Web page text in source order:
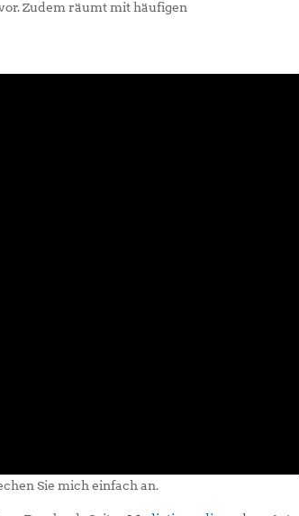
Zudem räumt mit häufigen
Sie mich einfach an.